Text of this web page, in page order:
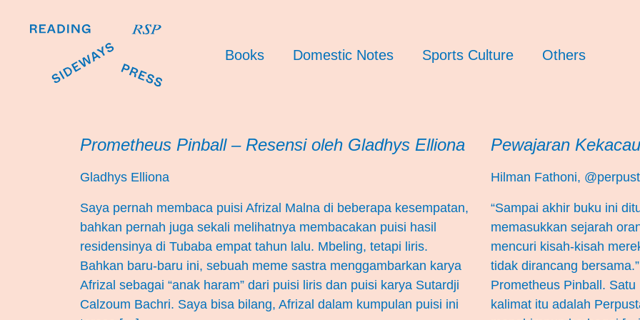
Books Domestic Notes Sports Culture Others
Prometheus Pinball – Resensi oleh Gladhys Elliona
Gladhys Elliona
Saya pernah membaca puisi Afrizal Malna di beberapa kesempatan,
bahkan pernah juga sekali melihatnya membacakan puisi hasil
residensinya di Tubaba empat tahun lalu. Mbeling, tetapi liris.
Bahkan baru-baru ini, sebuah meme sastra menggambarkan karya
Afrizal sebagai “anak haram” dari puisi liris dan puisi karya Sutardji
Calzoum Bachri. Saya bisa bilang, Afrizal dalam kumpulan puisi ini
Pewajaran
Hilman Fathoni,
“Sampai akhir buku ini
memasukkan sejarah
mencuri kisah-kisah
tidak dirancang
Prometheus Pinball.
kalimat itu adalah